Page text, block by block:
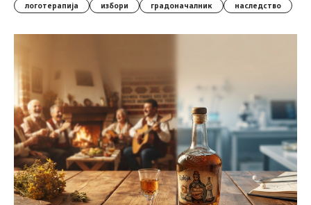
логотерапија
избори градоначалник наследство